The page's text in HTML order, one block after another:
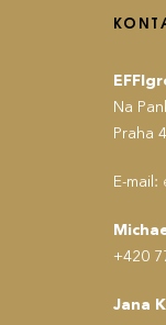
Na
Praha
E-mail:
+420
Jana